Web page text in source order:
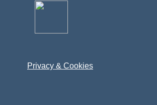
Privac​​​y & Cookies